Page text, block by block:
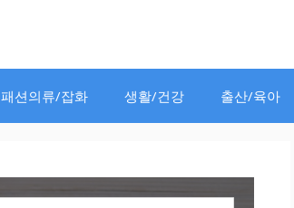
패션의류/잡화 생활/건강 출산/육아